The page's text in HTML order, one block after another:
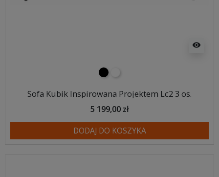
visibility
czarny
Sofa Kubik Inspirowana Projektem Lc2 3 os.
5 199,00 zł
DODAJ DO KOSZYKA